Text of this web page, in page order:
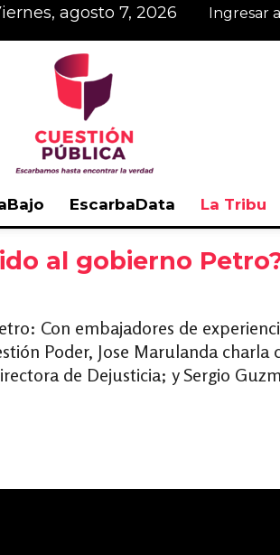
viernes, agosto 7, 2026 Ingresar
Pública
EscarbaData La Tribu
al gobierno
Con embajadores de
Poder, Jose Marulanda charla
de Dejusticia; y Sergio